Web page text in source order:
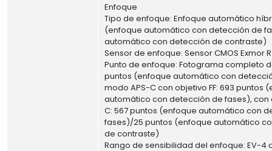
Enfoque
Tipo de enfoque: Enfoque automático
(enfoque automático con detección de
automático con detección de contraste)
Sensor de enfoque: Sensor CMOS Exmor R
Punto de enfoque: Fotograma completo
puntos (enfoque automático con
modo APS-C con objetivo FF: 693 puntos
automático con detección de fases), con
C: 567 puntos (enfoque automático con
fases)/25 puntos (enfoque automático
de contraste)
Rango de sensibilidad del enfoque: EV-4